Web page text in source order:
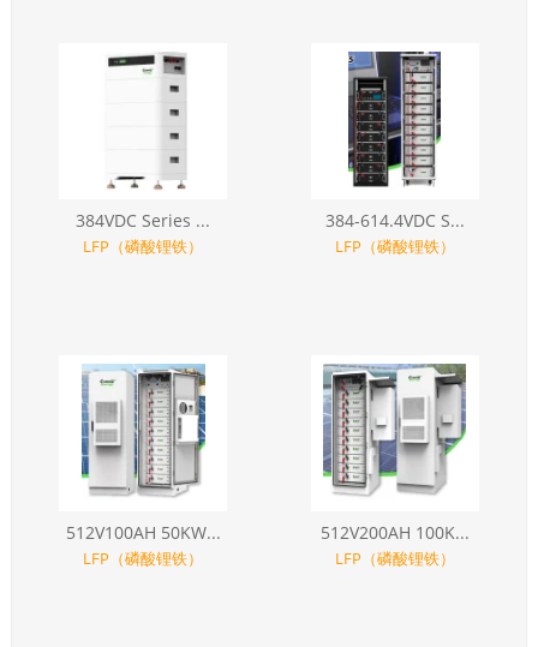
384VDC Series ...
LFP（磷酸锂铁）
384-614.4VDC S...
LFP（磷酸锂铁）
512V100AH 50KW...
LFP（磷酸锂铁）
512V200AH 100K...
LFP（磷酸锂铁）